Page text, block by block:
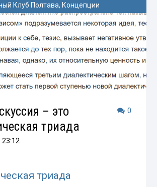
Клуб Полтава, Концепции
0
– это
триада
23:12
триада